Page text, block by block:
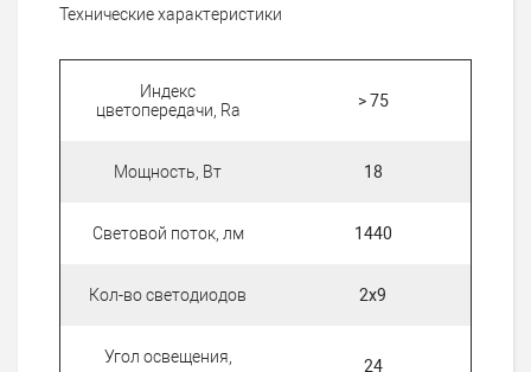
Технические характеристики
Индекс
цветопередачи, Ra
> 75
Мощность, Вт 18
Световой поток, лм 1440
Кол-во светодиодов 2х9
Угол освещения,
24